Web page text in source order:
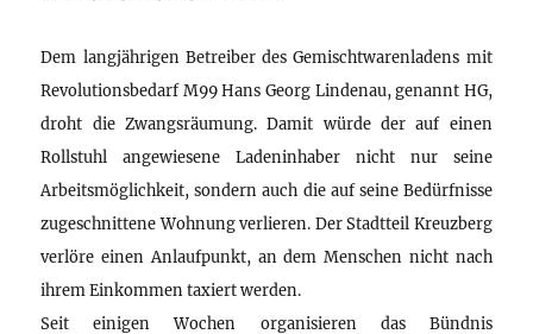
Dem langjährigen Betreiber des Gemischtwarenladens mit
Revolutionsbedarf M99 Hans Georg Lindenau, genannt HG,
droht die Zwangsräumung. Damit würde der auf einen
Rollstuhl angewiesene Ladeninhaber nicht nur seine
Arbeitsmöglichkeit, sondern auch die auf seine Bedürfnisse
zugeschnittene Wohnung verlieren. Der Stadtteil Kreuzberg
verlöre einen Anlaufpunkt, an dem Menschen nicht nach
ihrem Einkommen taxiert werden.
Seit einigen Wochen organisieren das Bündnis